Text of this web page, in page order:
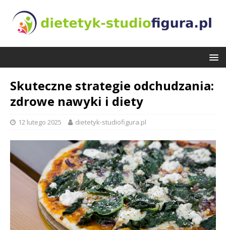
Skuteczne strategie odchudzania:
zdrowe nawyki i diety
12 lutego 2025 dietetyk-studiofigura.pl